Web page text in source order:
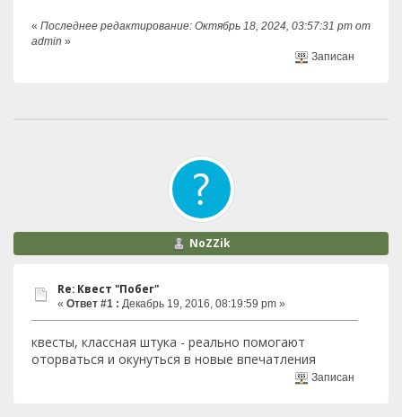
« Последнее редактирование: Октябрь 18, 2024, 03:57:31 pm от
admin »
Записан
NoZZik
Re: Квест "Побег"
« Ответ #1 : Декабрь 19, 2016, 08:19:59 pm »
квесты, классная штука - реально помогают
оторваться и окунуться в новые впечатления
Записан